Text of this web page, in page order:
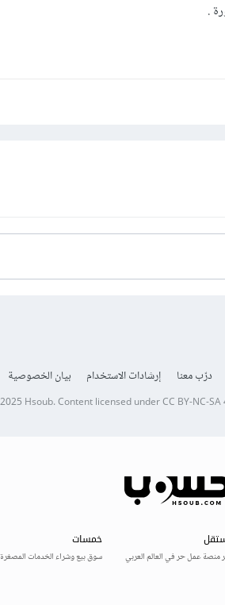
.
درّب معنا إرشادات الاستخدام بيان الخصوصية
Hsoub.Content licensed underCC BY-NC-SA